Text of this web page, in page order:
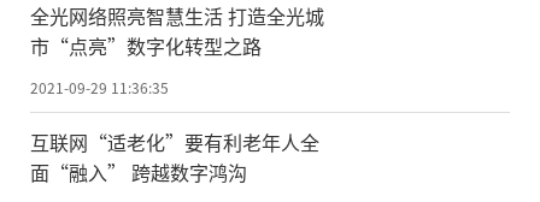
全光网络照亮智慧生活 打造全光城
市“点亮”数字化转型之路
2021-09-29 11:36:35
互联网“适老化”要有利老年人全
面“融入” 跨越数字鸿沟